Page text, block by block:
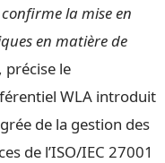
la mise en
en matière de
précise le
WLA introduit
de la gestion des
de l’ISO/IEC 27001